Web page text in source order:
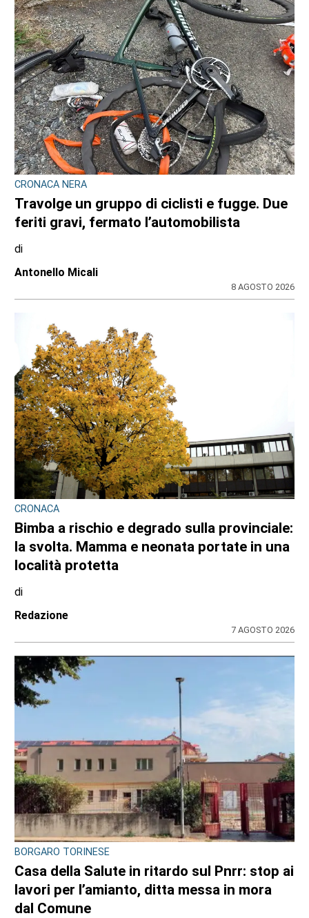
CRONACA NERA
Travolge un gruppo di ciclisti e fugge. Due
feriti gravi, fermato l’automobilista
di
Antonello Micali
8 AGOSTO 2026
CRONACA
Bimba a rischio e degrado sulla provinciale:
la svolta. Mamma e neonata portate in una
località protetta
di
Redazione
7 AGOSTO 2026
BORGARO TORINESE
Casa della Salute in ritardo sul Pnrr: stop ai
lavori per l’amianto, ditta messa in mora
dal Comune